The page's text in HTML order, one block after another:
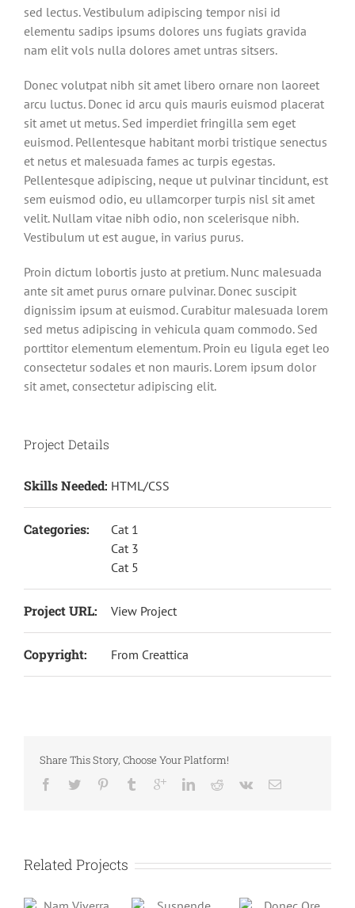
sed lectus. Vestibulum adipiscing tempor nisi id
elementu sadips ipsums dolores uns fugiats gravida
nam elit vols nulla dolores amet untras sitsers.
Donec volutpat nibh sit amet libero ornare non laoreet
arcu luctus. Donec id arcu quis mauris euismod placerat
sit amet ut metus. Sed imperdiet fringilla sem eget
euismod. Pellentesque habitant morbi tristique senectus
et netus et malesuada fames ac turpis egestas.
Pellentesque adipiscing, neque ut pulvinar tincidunt, est
sem euismod odio, eu ullamcorper turpis nisl sit amet
velit. Nullam vitae nibh odio, non scelerisque nibh.
Vestibulum ut est augue, in varius purus.
Proin dictum lobortis justo at pretium. Nunc malesuada
ante sit amet purus ornare pulvinar. Donec suscipit
dignissim ipsum at euismod. Curabitur malesuada lorem
sed metus adipiscing in vehicula quam commodo. Sed
porttitor elementum elementum. Proin eu ligula eget leo
consectetur sodales et non mauris. Lorem ipsum dolor
sit amet, consectetur adipiscing elit.
Project Details
Skills Needed: HTML/CSS
Categories:
Cat 1
Cat 3
Cat 5
Project URL: View Project
Copyright: From Creattica
Share This Story, Choose Your Platform!
Related Projects